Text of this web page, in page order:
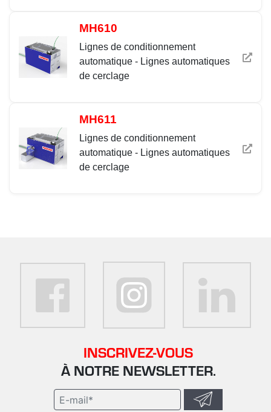
MH610
Lignes de conditionnement
automatique - Lignes automatiques
de cerclage
MH611
Lignes de conditionnement
automatique - Lignes automatiques
de cerclage
INSCRIVEZ-VOUS
À NOTRE NEWSLETTER.